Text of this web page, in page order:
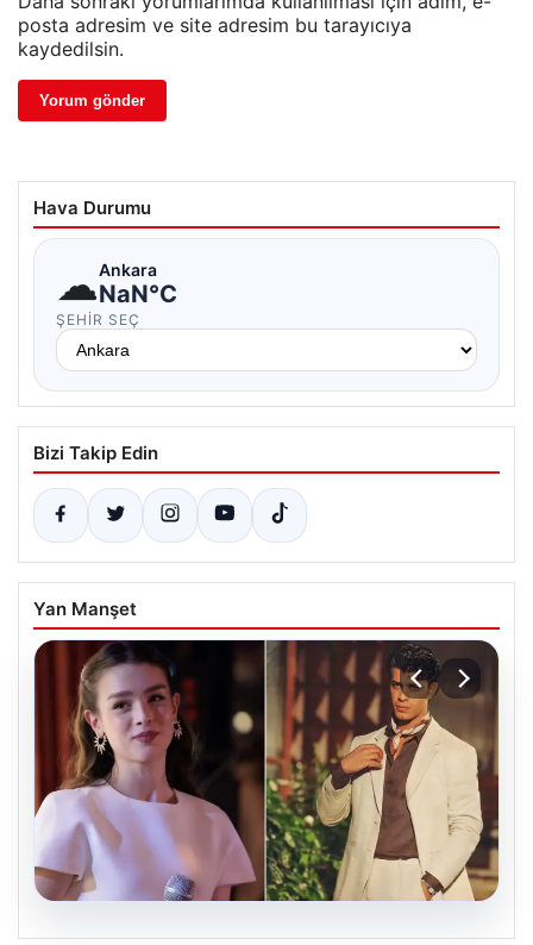
posta adresim ve site adresim bu tarayıcıya
kaydedilsin.
Hava Durumu
☁Ankara
NaN°C
ŞEHIR SEÇ
Bizi Takip Edin
Yan Manşet
05.08.2026